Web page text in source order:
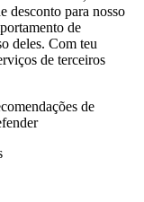
desconto para nosso
de
deles. Com teu
de terceiros
de